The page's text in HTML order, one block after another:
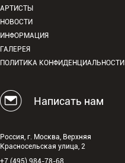
АРТИСТЫ
НОВОСТИ
ИНФОРМАЦИЯ
ГАЛЕРЕЯ
ПОЛИТИКА КОНФИДЕНЦИАЛЬНОСТИ
Написать нам
Россия, г. Москва, Верхняя
Красносельская улица, 2
+7 (495) 984-78-68